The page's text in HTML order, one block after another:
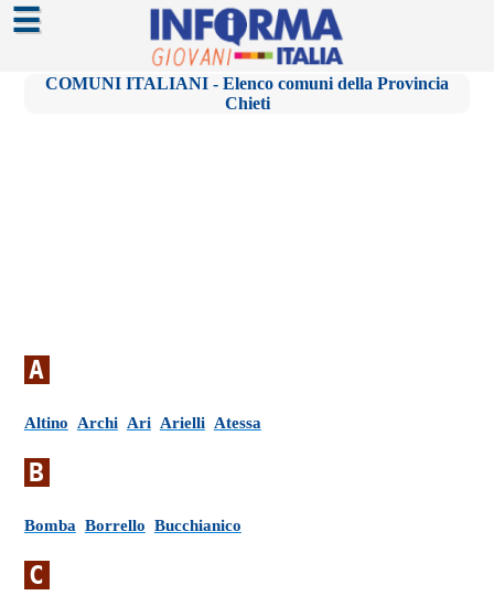
☰
COMUNI ITALIANI - Elenco comuni della Provincia
Chieti
A
Altino Archi Ari Arielli Atessa
B
Bomba Borrello Bucchianico
C